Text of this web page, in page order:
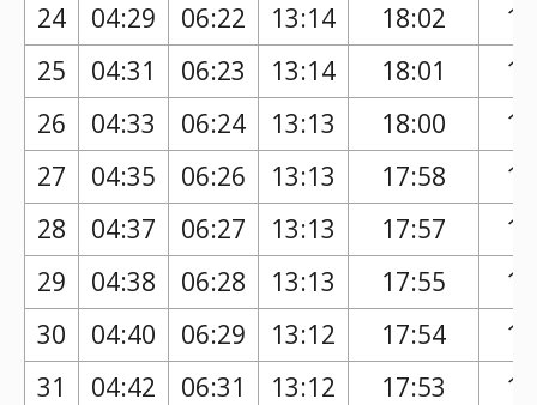
24
04:29 06:22 13:14 18:02
25
04:31 06:23 13:14 18:01
26
04:33 06:24 13:13 18:00
27
04:35 06:26 13:13 17:58
28
04:37 06:27 13:13 17:57
29
04:38 06:28 13:13 17:55
30
04:40 06:29 13:12 17:54
31
04:42 06:31 13:12 17:53